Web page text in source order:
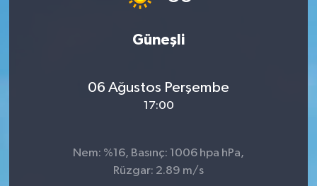
Güneşli
06 Ağustos Perşembe
17:00
Nem: %16, Basınç: 1006 hpa hPa,
Rüzgar: 2.89 m/s